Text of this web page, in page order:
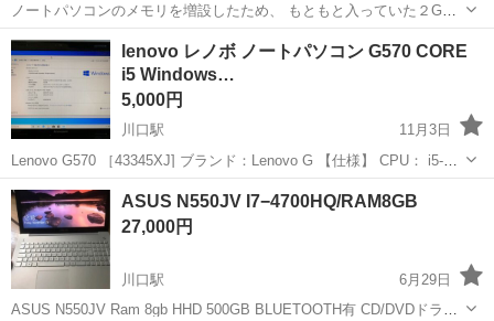
ノートパソコンのメモリを増設したため、 もともと入っていた２GB
メモリをお譲ります。 メモリ仕様： ●メモリ容量： 2GB ●メモリ規
格： PC3-10600(DDR3-1333) ●インターフェイス： 204...
埼玉 川口市 PCパーツ メモリ
lenovo レノボ ノートパソコン G570 CORE
i5 Windows…
5,000円
川口駅
11月3日
Lenovo G570 ［43345XJ] ブランド：Lenovo G 【仕様】 CPU： i5-
2410M @2.30G メモリ： ４GB HDD： ５００GB OS： Windows１０
...
埼玉 川口市
ASUS N550JV I7−4700HQ/RAM8GB
27,000円
川口駅
6月29日
ASUS N550JV Ram 8gb HHD 500GB BLUETOOTH有 CD/DVDドライ